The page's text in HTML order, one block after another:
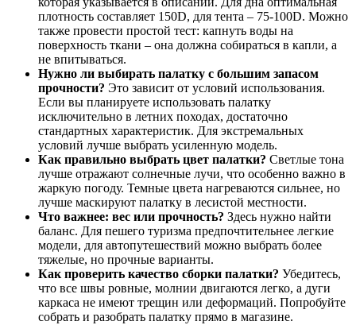
плотность составляет 150D, для тента – 75-100D. Можно
также провести простой тест: капнуть воды на
поверхность ткани – она должна собираться в капли, а
не впитываться.
Нужно ли выбирать палатку с большим запасом
прочности? Это зависит от условий использования.
Если вы планируете использовать палатку
исключительно в летних походах, достаточно
стандартных характеристик. Для экстремальных
условий лучше выбрать усиленную модель.
Как правильно выбрать цвет палатки? Светлые тона
лучше отражают солнечные лучи, что особенно важно в
жаркую погоду. Темные цвета нагреваются сильнее, но
лучше маскируют палатку в лесистой местности.
Что важнее: вес или прочность? Здесь нужно найти
баланс. Для пешего туризма предпочтительнее легкие
модели, для автопутешествий можно выбрать более
тяжелые, но прочные варианты.
Как проверить качество сборки палатки? Убедитесь,
что все швы ровные, молнии двигаются легко, а дуги
каркаса не имеют трещин или деформаций. Попробуйте
собрать и разобрать палатку прямо в магазине.